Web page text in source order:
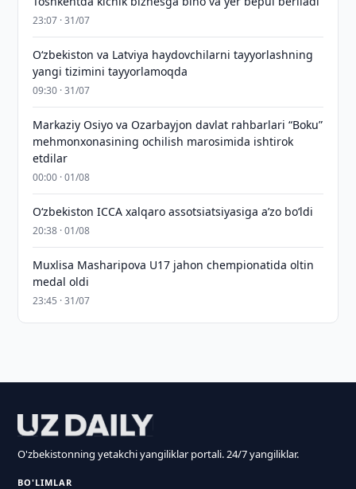
23:07 · 31/07
Oʻzbekiston va Latviya haydovchilarni tayyorlashning
yangi tizimini tayyorlamoqda
09:30 · 31/07
Markaziy Osiyo va Ozarbayjon davlat rahbarlari “Boku”
mehmonxonasining ochilish marosimida ishtirok
etdilar
00:00 · 01/08
O‘zbekiston ICCA xalqaro assotsiatsiyasiga aʼzo bo‘ldi
20:38 · 01/08
Muxlisa Masharipova U17 jahon chempionatida oltin
medal oldi
23:45 · 31/07
O'zbekistonning yetakchi yangiliklar portali. 24/7 yangiliklar.
BO'LIMLAR